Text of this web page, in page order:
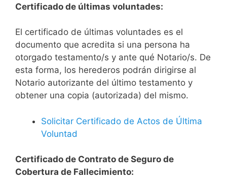
Certificado de últimas voluntades:
El certificado de últimas voluntades es el
documento que acredita si una persona ha
otorgado testamento/s y ante qué Notario/s. De
esta forma, los herederos podrán dirigirse al
Notario autorizante del último testamento y
obtener una copia (autorizada) del mismo.
Solicitar Certificado de Actos de Última
Voluntad
Certificado de Contrato de Seguro de
Cobertura de Fallecimiento: